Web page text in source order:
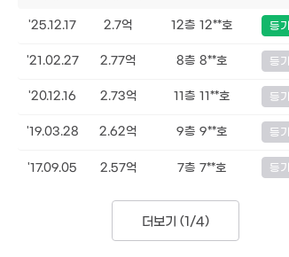
'25.12.17 2.7억 12층 12**호 등기
'21.02.27 2.77억 8층 8**호 등기
'20.12.16 2.73억 11층 11**호 등기
'19.03.28 2.62억 9층 9**호 등기
'17.09.05 2.57억 7층 7**호 등기
더보기 (1/4)